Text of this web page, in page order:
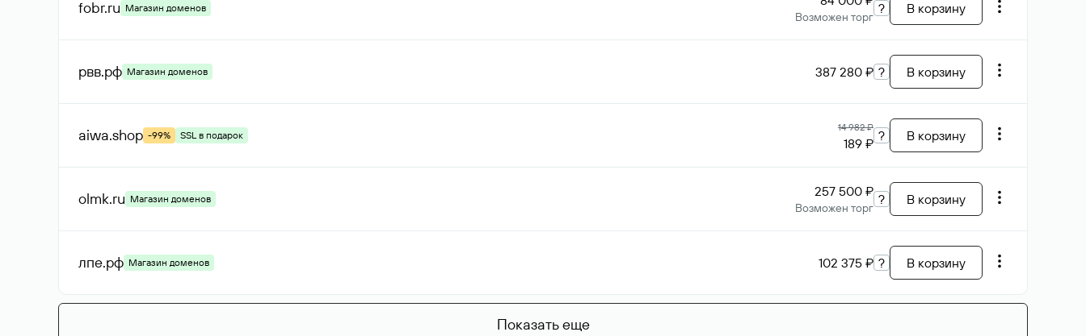
fobr.ru Магазин доменов
Возможен торг
? В корзину
рвв.рф Магазин доменов 387 280 ₽ ? В корзину
aiwa.shop -99% SSL в подарок
14 982 ₽
189 ₽ ? В корзину
olmk.ru Магазин доменов 257 500 ₽
Возможен торг
? В корзину
лпе.рф Магазин доменов 102 375 ₽ ? В корзину
Показать еще